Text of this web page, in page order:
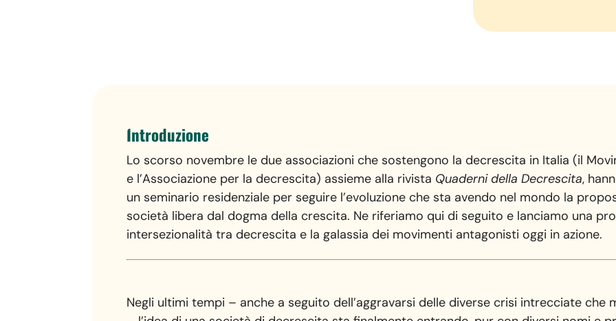
Introduzione
Lo scorso novembre le due associazioni che sostengono la decrescita in Italia (il
e l’Associazione per la decrescita) assieme alla rivista Quaderni della Decrescita,
un seminario residenziale per seguire l’evoluzione che sta avendo nel mondo la
società libera dal dogma della crescita. Ne riferiamo qui di seguito e lanciamo una
intersezionalità tra decrescita e la galassia dei movimenti antagonisti oggi in azione.
Negli ultimi tempi – anche a seguito dell’aggravarsi delle diverse crisi intrecciate che